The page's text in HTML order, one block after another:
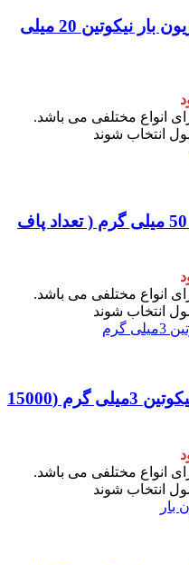
پاد یکبارمصرف لاست ویپ اوریون بار نیکوتین 20 میلی
انواع مختلفی می باشد.
انتخاب شوند
پاد یکبارمصرف نستی نیکوتین 50 میلی گرم ( تعداد پاف
انواع مختلفی می باشد.
انتخاب شوند
ویپ یکبارمصرف نستی هوکا نیکوتین 3میلی گرم (15000
انواع مختلفی می باشد.
انتخاب شوند